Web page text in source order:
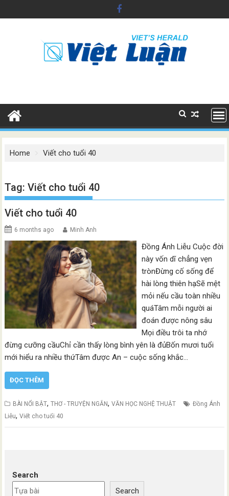
to
Home Viết cho tuổi 40
Tag:Viết cho tuổi 40
Viết cho tuổi 40
6 months ago Minh Anh
Đồng Ánh Liễu Cuộc đời
này vốn dĩ chẳng vẹn
trònĐừng cố sống để
hài lòng thiên hạSẽ mệt
mỏi nếu cầu toàn nhiều
quáTâm mỗi người ai
đoán được nông sâu
Mọi điều trôi ta nhớ
đừng cưỡng cầuChỉ cần thấy lòng bình yên là đủBốn mươi tuổi
mới hiểu ra nhiều thứTâm được An – cuộc sống khắc…
ĐỌC THÊM
BÀI NỔI BẬT,THƠ - TRUYỆN NGẮN,VĂN HỌC NGHỆ THUẬT
Đồng Ánh
Liễu,Viết cho tuổi 40
Search
Search